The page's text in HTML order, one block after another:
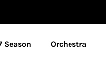
Season Orchestra